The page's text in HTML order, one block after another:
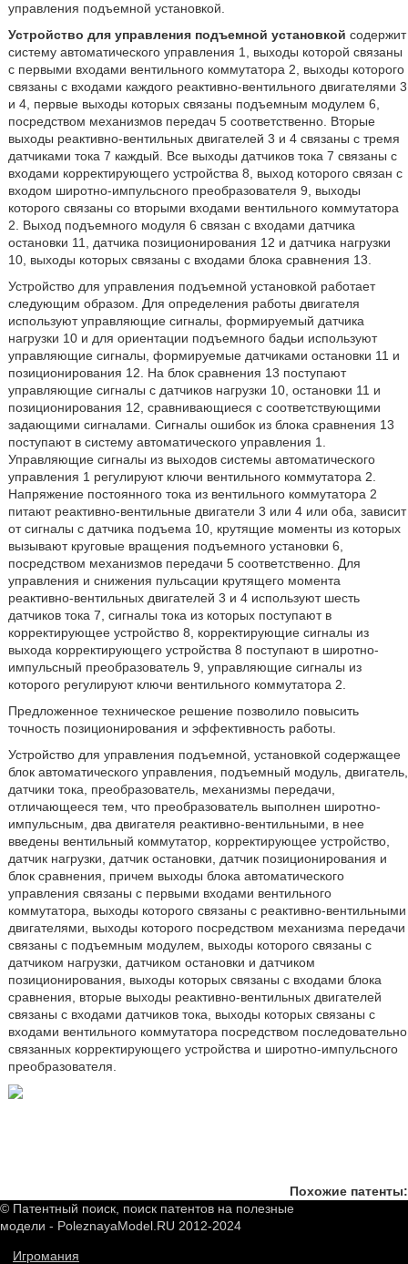
управления подъемной установкой.
Устройство для управления подъемной установкой содержит
систему автоматического управления 1, выходы которой связаны
с первыми входами вентильного коммутатора 2, выходы которого
связаны с входами каждого реактивно-вентильного двигателями 3
и 4, первые выходы которых связаны подъемным модулем 6,
посредством механизмов передач 5 соответственно. Вторые
выходы реактивно-вентильных двигателей 3 и 4 связаны с тремя
датчиками тока 7 каждый. Все выходы датчиков тока 7 связаны с
входами корректирующего устройства 8, выход которого связан с
входом широтно-импульсного преобразователя 9, выходы
которого связаны со вторыми входами вентильного коммутатора
2. Выход подъемного модуля 6 связан с входами датчика
остановки 11, датчика позиционирования 12 и датчика нагрузки
10, выходы которых связаны с входами блока сравнения 13.
Устройство для управления подъемной установкой работает
следующим образом. Для определения работы двигателя
используют управляющие сигналы, формируемый датчика
нагрузки 10 и для ориентации подъемного бадьи используют
управляющие сигналы, формируемые датчиками остановки 11 и
позиционирования 12. На блок сравнения 13 поступают
управляющие сигналы с датчиков нагрузки 10, остановки 11 и
позиционирования 12, сравнивающиеся с соответствующими
задающими сигналами. Сигналы ошибок из блока сравнения 13
поступают в систему автоматического управления 1.
Управляющие сигналы из выходов системы автоматического
управления 1 регулируют ключи вентильного коммутатора 2.
Напряжение постоянного тока из вентильного коммутатора 2
питают реактивно-вентильные двигатели 3 или 4 или оба, зависит
от сигналы с датчика подъема 10, крутящие моменты из которых
вызывают круговые вращения подъемного установки 6,
посредством механизмов передачи 5 соответственно. Для
управления и снижения пульсации крутящего момента
реактивно-вентильных двигателей 3 и 4 используют шесть
датчиков тока 7, сигналы тока из которых поступают в
корректирующее устройство 8, корректирующие сигналы из
выхода корректирующего устройства 8 поступают в широтно-
импульсный преобразователь 9, управляющие сигналы из
которого регулируют ключи вентильного коммутатора 2.
Предложенное техническое решение позволило повысить
точность позиционирования и эффективность работы.
Устройство для управления подъемной, установкой содержащее
блок автоматического управления, подъемный модуль, двигатель,
датчики тока, преобразователь, механизмы передачи,
отличающееся тем, что преобразователь выполнен широтно-
импульсным, два двигателя реактивно-вентильными, в нее
введены вентильный коммутатор, корректирующее устройство,
датчик нагрузки, датчик остановки, датчик позиционирования и
блок сравнения, причем выходы блока автоматического
управления связаны с первыми входами вентильного
коммутатора, выходы которого связаны с реактивно-вентильными
двигателями, выходы которого посредством механизма передачи
связаны с подъемным модулем, выходы которого связаны с
датчиком нагрузки, датчиком остановки и датчиком
позиционирования, выходы которых связаны с входами блока
сравнения, вторые выходы реактивно-вентильных двигателей
связаны с входами датчиков тока, выходы которых связаны с
входами вентильного коммутатора посредством последовательно
связанных корректирующего устройства и широтно-импульсного
преобразователя.
Похожие патенты:
© Патентный поиск, поиск патентов на полезные
модели - PoleznayaModel.RU 2012-2024
Игромания